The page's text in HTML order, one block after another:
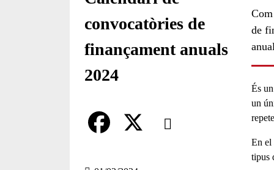
convocatòries de
finançament anuals
2024
Comparteix
Compartir en altres xarxes
de
És
un
En el
tipus